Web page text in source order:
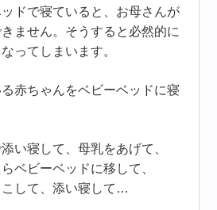
ドで寝ていると、お母さんが
ません。そうすると必然的に
ってしまいます。
赤ちゃんをベビーベッドに寝
い寝して、母乳をあげて、
ベビーベッドに移して、
こして、添い寝して…